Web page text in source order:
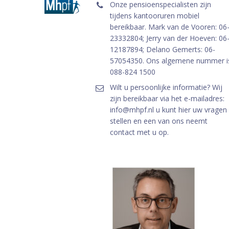
Onze pensioenspecialisten zijn
tijdens kantooruren mobiel
bereikbaar. Mark van de Vooren: 06-
23332804; Jerry van der Hoeven: 06-
12187894; Delano Gemerts: 06-
57054350. Ons algemene nummer
088-824 1500
Wilt u persoonlijke informatie? Wij
zijn bereikbaar via het e-mailadres:
info@mhpf.nl u kunt hier uw vragen
stellen en een van ons neemt
contact met u op.